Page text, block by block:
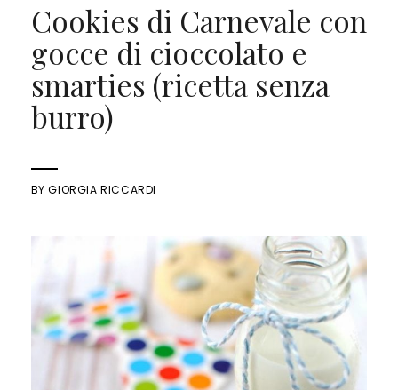
Cookies di Carnevale con
gocce di cioccolato e
smarties (ricetta senza
burro)
BYGIORGIA RICCARDI